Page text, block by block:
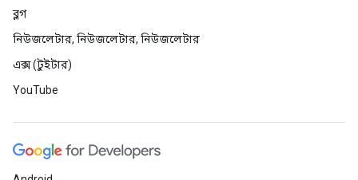
ব্লগ
নিউজলেটার, নিউজলেটার, নিউজলেটার
এক্স (টুইটার)
YouTube